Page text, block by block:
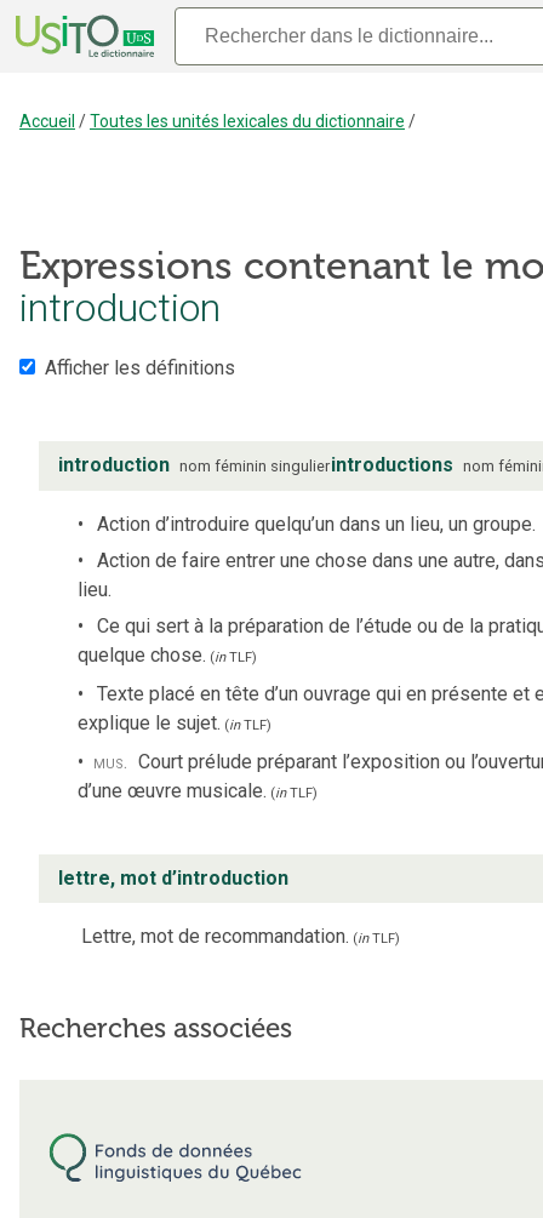
Accueil /Toutes les unités lexicales du dictionnaire /
Expressions contenant le
introduction
Afficher les définitions
introduction nom féminin singulierintroductions nom
Action d’introduire quelqu’un dans un lieu, un groupe.
Action de faire entrer une chose dans une autre,
lieu.
Ce qui sert à la préparation de l’étude ou de la
quelque chose. (inTLF)
Texte placé en tête d’un ouvrage qui en présente et
explique le sujet. (inTLF)
mus. Court prélude préparant l’exposition ou
d’une œuvre musicale. (inTLF)
lettre, mot d’introduction
Lettre, mot de recommandation. (inTLF)
Recherches associées